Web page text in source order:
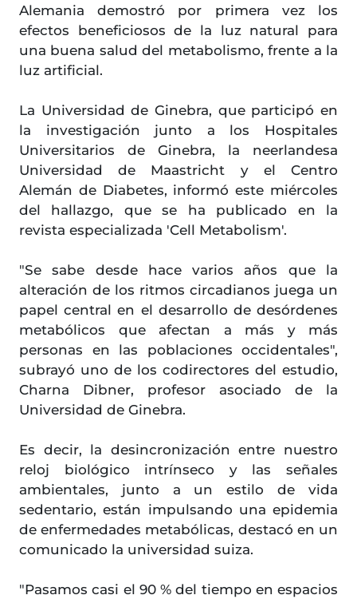
Alemania demostró por primera vez los
efectos beneficiosos de la luz natural para
una buena salud del metabolismo, frente a la
luz artificial.
La Universidad de Ginebra, que participó en
la investigación junto a los Hospitales
Universitarios de Ginebra, la neerlandesa
Universidad de Maastricht y el Centro
Alemán de Diabetes, informó este miércoles
del hallazgo, que se ha publicado en la
revista especializada 'Cell Metabolism'.
"Se sabe desde hace varios años que la
alteración de los ritmos circadianos juega un
papel central en el desarrollo de desórdenes
metabólicos que afectan a más y más
personas en las poblaciones occidentales",
subrayó uno de los codirectores del estudio,
Charna Dibner, profesor asociado de la
Universidad de Ginebra.
Es decir, la desincronización entre nuestro
reloj biológico intrínseco y las señales
ambientales, junto a un estilo de vida
sedentario, están impulsando una epidemia
de enfermedades metabólicas, destacó en un
comunicado la universidad suiza.
"Pasamos casi el 90 % del tiempo en espacios